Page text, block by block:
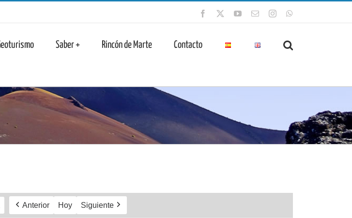
Facebook YouTube
CorreoInstagram
Saber + Rincón de Marte Contacto
Anterior Hoy Siguiente